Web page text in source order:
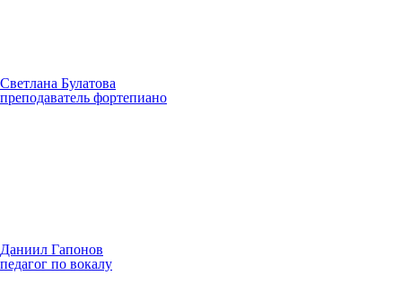
Светлана Булатова
преподаватель фортепиано
Даниил Гапонов
педагог по вокалу